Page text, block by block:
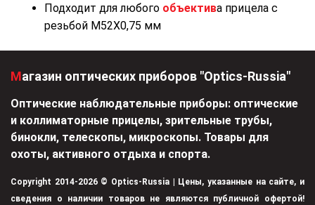
Подходит для любого объектива прицела с
резьбой M52X0,75 мм
Магазин оптических приборов "Optics-Russia"
Оптические наблюдательные приборы: оптические
и коллиматорные прицелы, зрительные трубы,
бинокли, телескопы, микроскопы. Товары для
охоты, активного отдыха и спорта.
Copyright 2014-2026 © Optics-Russia | Цены, указанные на сайте, и
сведения о наличии товаров не являются публичной офертой!